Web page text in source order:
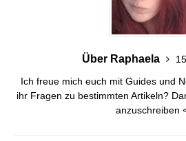
Über Raphaela
Ich freue mich euch mit Guides und
ihr Fragen zu bestimmten Artikeln?
anzuschreiben